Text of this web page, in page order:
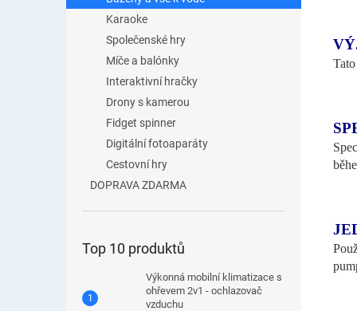
Karaoke
Společenské hry
Míče a balónky
Interaktivní hračky
Drony s kamerou
Fidget spinner
Digitální fotoaparáty
Cestovní hry
DOPRAVA ZDARMA
Top 10 produktů
Výkonná mobilní klimatizace s
ohřevem 2v1 - ochlazovač
vzduchu